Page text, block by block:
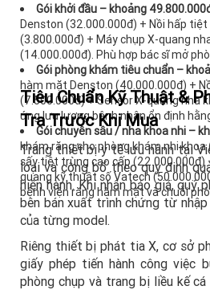
Gói khởi đầu – khoảng
Denston (32.000.000đ) + Nồi hấp
(3.800.000đ) + Máy chụp X-quang
(14.000.000đ). Phù hợp bác sĩ mở
Gói phòng khám tiêu chuẩn –
hàm mặt Denston (40.000.000đ) +
(7.500.000đ) + Sensor X-quang nha
ứng lưu lượng bệnh nhân ổn định
Gói chuyên sâu / nha khoa nhi –
khám răng cho phòng khám nhi khoa
sấy tiệt trùng cao cấp (22.000.000đ)
quang kỹ thuật số Vatech
bệnh viện răng hàm mặt và chuỗi
Tiêu Chuẩn Kỹ Thuật &
Tra Trước Khi Mua
Trang thiết bị y tế lưu hành tại
loại và công bố theo quy định
hiện hành. Khi nhận báo giá, quý
bên bán xuất trình chứng từ
của từng model.
Riêng thiết bị phát tia X, cơ sở
giấy phép tiến hành công việc
phòng chụp và trang bị liều kế cá